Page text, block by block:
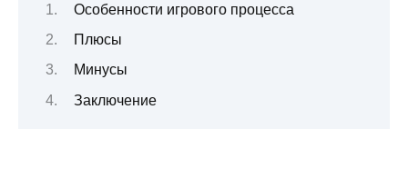
Особенности игрового процесса
Плюсы
Минусы
Заключение